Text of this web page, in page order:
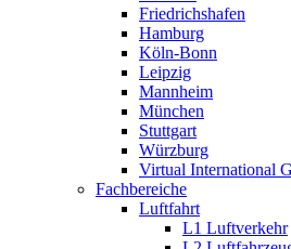
Friedrichshafen
Hamburg
Köln-Bonn
Leipzig
Mannheim
München
Stuttgart
Würzburg
Virtual International
Fachbereiche
Luftfahrt
L1 Luftverkehr